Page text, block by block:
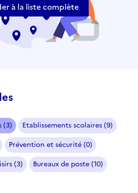
à la liste complète
(3)
Etablissements scolaires (9)
Prévention et sécurité (0)
(3)
Bureaux de poste (10)